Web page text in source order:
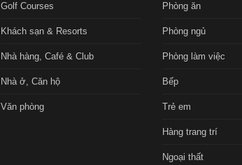
Golf Courses
Khách sạn & Resorts
Nhà hàng, Café & Club
Nhà ở, Căn hộ
Văn phòng
Phòng ăn
Phòng ngủ
Phòng làm việc
Bếp
Trẻ em
Hàng trang trí
Ngoại thất